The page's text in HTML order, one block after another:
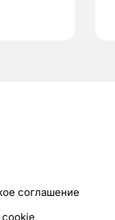
соглашение
cookie